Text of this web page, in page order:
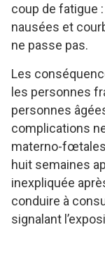
coup de fatigue
nausées et
ne passe pas.
Les
les personnes
personnes
complications
materno-fœtales
huit semaines
inexpliquée
conduire à
signalant